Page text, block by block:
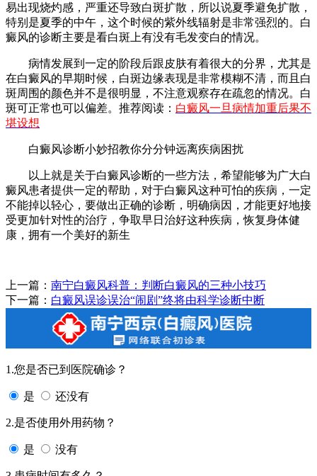
易出现烧灼感，严重还导致白斑扩散，所以说夏季避免扩散，
特别是夏季的中午，这个时候的紫外线辐射是非常强烈的。白
癜风的诊断主要是看白斑上有没有毛发变白的情况。
病情发展到一定的阶段后跟皮肤有着很大的分界，尤其是
在白癜风的早期时候，白斑边缘表现是非常模糊不清，而且白
斑周围的颜色并不是很明显，不注意观察存在疏忽的情况。白
斑可正常也可以偏差。推荐阅读： 白癜风一旦病情加重后果不
堪设想
白癜风诊断小妙招教你分分钟远离疾病困扰
以上就是关于白癜风诊断的一些方法，希望能够为广大白
癜风患者提供一定的帮助，对于白癜风这种可怕的疾病，一定
不能掉以轻心，要做出正确的诊断，明确病因，才能更好地接
受更加针对性的治疗，争取早日治好这种疾病，恢复身体健
康，拥有一个美好的新生
上一篇： 南宁白癜风科普：判断白癜风的三种小技巧
下一篇： 白癜风误诊误治“闹剧”终将由科学诊断中断
1.您是否已到医院确诊？
是 还没有
2.是否使用外用药物？
是 没有